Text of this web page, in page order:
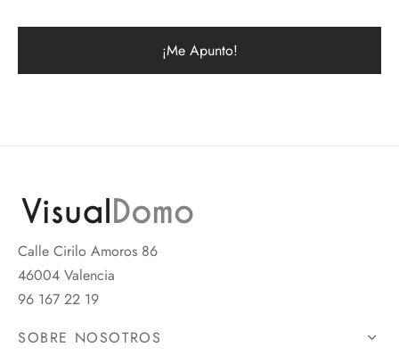
Calle Cirilo Amoros 86
46004 Valencia
96 167 22 19
SOBRE NOSOTROS